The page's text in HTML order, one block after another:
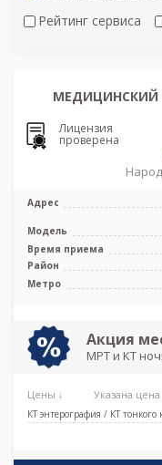
Рейтинг сервиса
МЕДИЦИНСКИЙ
Лицензия
проверена
Адрес
Модель
Время приема
Район
Метро
Акция
МРТ и КТ
Цены ↓ Указана
КТ энтерография / КТ